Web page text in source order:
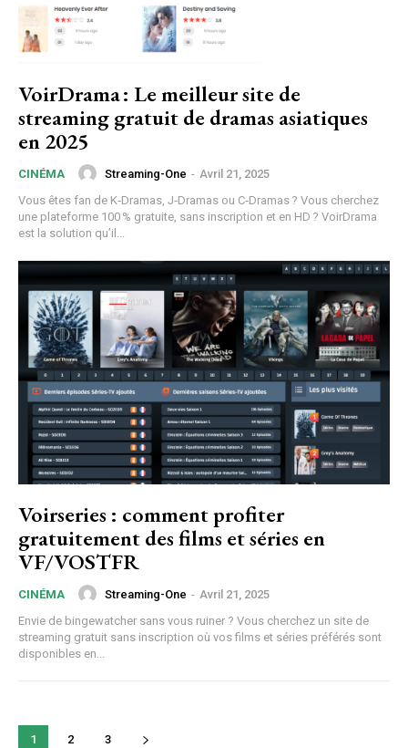
VoirDrama : Le meilleur site de
streaming gratuit de dramas asiatiques
en 2025
CINÉMA Streaming-One - Avril 21, 2025
Vous êtes fan de K‑Dramas, J‑Dramas ou C‑Dramas ? Vous cherchez
une plateforme 100 % gratuite, sans inscription et en HD ? VoirDrama
est la solution qu’il...
Voirseries : comment profiter
gratuitement des films et séries en
VF/VOSTFR
CINÉMA Streaming-One - Avril 21, 2025
Envie de bingewatcher sans vous ruiner ? Vous cherchez un site de
streaming gratuit sans inscription où vos films et séries préférés sont
disponibles en...
1 2 3